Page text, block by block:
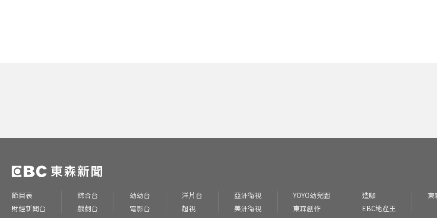
節目表
財經新聞台
綜合台
戲劇台
幼幼台
電影台
洋片台
超視
亞洲衛視
美洲衛視
YOYO幼兒園
東森創作
造咖
EBC地產王
東